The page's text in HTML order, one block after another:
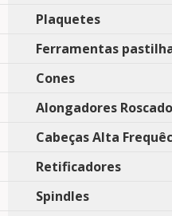
Plaquetes
Ferramentas
Cones
Alongadores
Cabeças Alta
Retificadores
Spindles